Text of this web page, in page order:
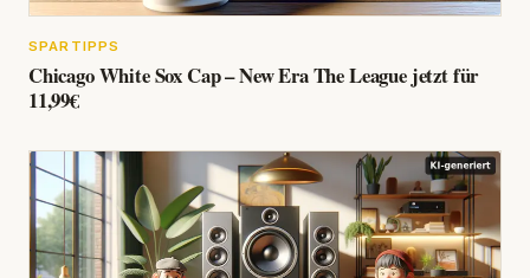
SPARTIPPS
Chicago White Sox Cap – New Era The League jetzt für
11,99€